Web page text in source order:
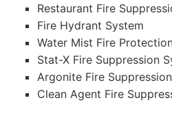
Restaurant Fire
Fire Hydrant System
Water Mist Fire
Stat-X Fire Suppression
Argonite Fire
Clean Agent Fire